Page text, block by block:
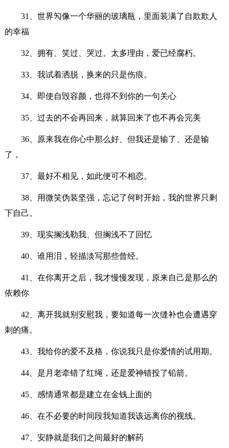
31、世界勼像一个华丽的玻璃瓶，里面装满了自欺欺人
的幸福
32、拥有、笑过、哭过。太多理由，爱已经腐朽。
33、我试着洒脱，换来的只是伤痕。
34、即使自毁容颜，也得不到你的一句关心
35、过去的不会再回来，就算回来了也不再会完美
36、原来我在你心中那么好、但我还是输了、还是输
了，
37、最好不相见，如此便可不相恋。
38、用微笑伪装坚强，忘记了何时开始，我的世界只剩
下自己。
39、现实搁浅勒我、但搁浅不了回忆
40、谁用泪，轻描淡写那些曾经。
41、在你离开之后，我才慢慢发现，原来自己是那么的
依赖你
42、离开我就别安慰我，要知道每一次缝补也会遭遇穿
刺的痛。
43、我给你的爱不及格，你说我只是你爱情的试用期。
44、是月老牵错了红绳，还是爱神错投了铅箭。
45、感情通常都是建立在金钱上面的
46、在不必要的时间段我知道我该远离你的视线。
47、安静就是我们之间最好的解药